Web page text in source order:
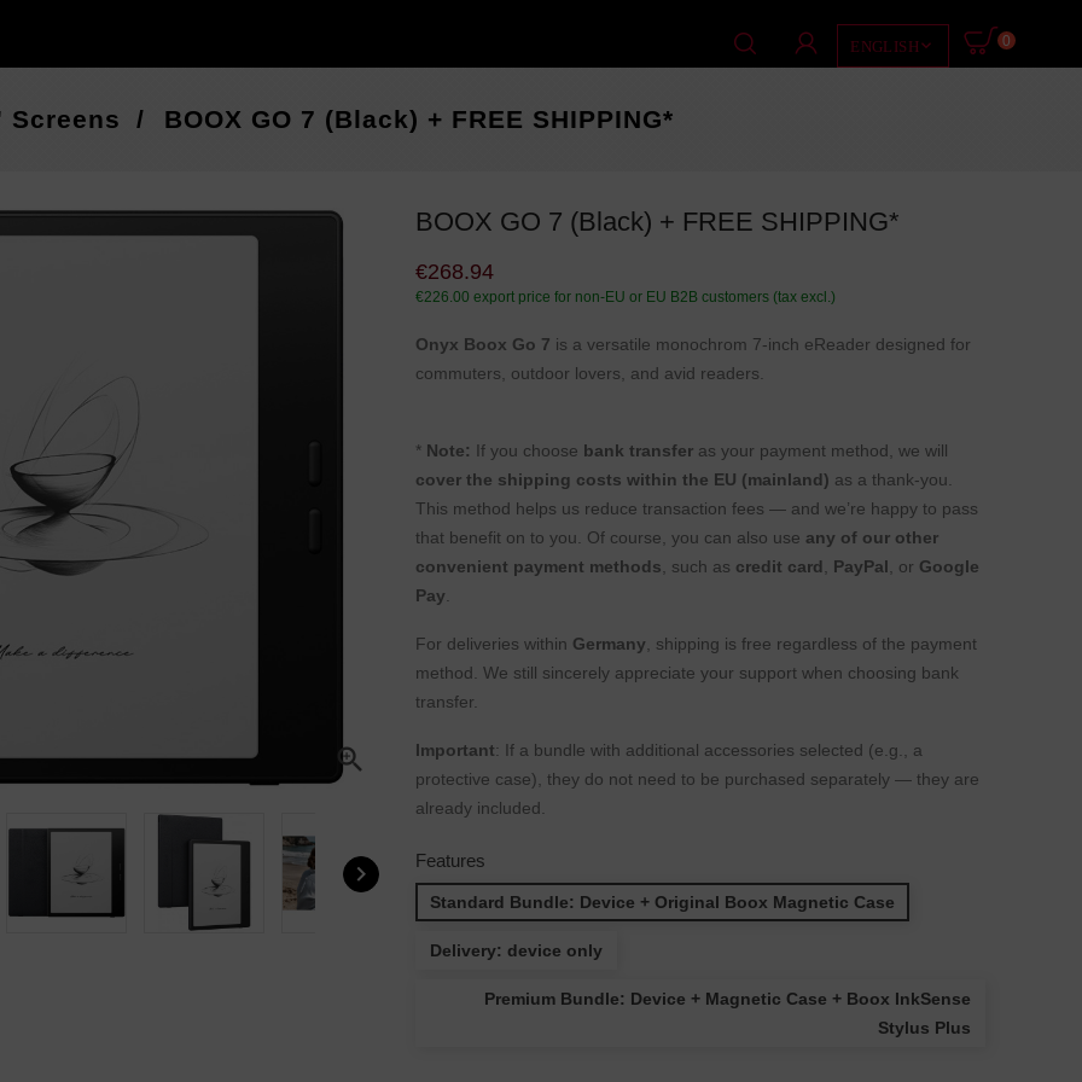
ENGLISH 0
Screens BOOX GO 7 (black) + FREE SHIPPING*


BOOX GO 7 (black) + FREE SHIPPING*
€268.94
€226.00export price for non-EU or EU B2B customers (tax excl.)
Onyx Boox Go 7 is a versatile monochrom 7-inch eReader designed for
commuters, outdoor lovers, and avid readers.
* Note: If you choose bank transfer as your payment method, we will
cover the shipping costs within the EU (mainland) as a thank-you.
This method helps us reduce transaction fees — and we’re happy to pass
that benefit on to you. Of course, you can also use any of our other
convenient payment methods , such as credit card PayPal , or Google
Pay
For deliveries within Germany , shipping is free regardless of the payment
method. We still sincerely appreciate your support when choosing bank
transfer.
Important: If a bundle with additional accessories selected (e.g., a
protective case), they do not need to be purchased separately — they are
already included.
Features
Standard Bundle: Device + Original Boox Magnetic Case
Delivery: device only
Premium Bundle: Device + Magnetic Case + Boox InkSense
Stylus Plus